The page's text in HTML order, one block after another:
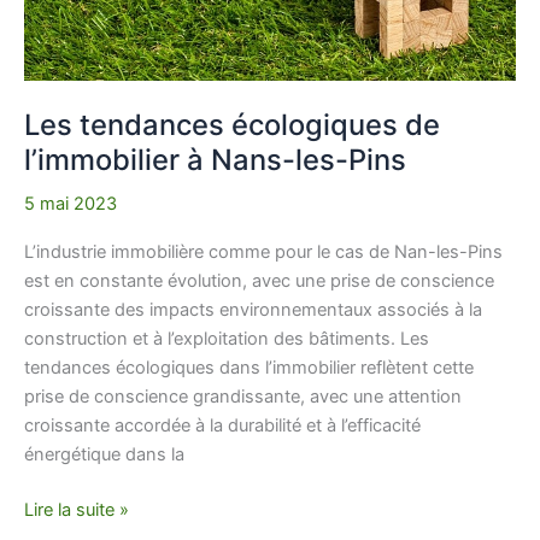
Les tendances écologiques de
l’immobilier à Nans-les-Pins
5 mai 2023
L’industrie immobilière comme pour le cas de Nan-les-Pins
est en constante évolution, avec une prise de conscience
croissante des impacts environnementaux associés à la
construction et à l’exploitation des bâtiments. Les
tendances écologiques dans l’immobilier reflètent cette
prise de conscience grandissante, avec une attention
croissante accordée à la durabilité et à l’efficacité
énergétique dans la
Lire la suite »